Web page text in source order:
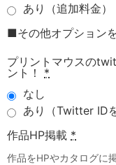
あり（追加料金）
■その他オプション
プリントマウスの
ント！
*
なし
あり（Twitter ID
作品HP掲載 *
作品をHPやカタログに